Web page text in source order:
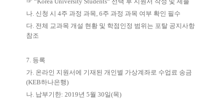
나. 신청 시 4주 과정 과목, 6주 과정 과목 여부 확인 필수
다. 전체 교과목 개설 현황 및 학점인정 범위는 포탈 공지사항
참조
7. 등록
가. 온라인 지원서에 기재된 개인별 가상계좌로 수업료 송금
(KEB하나은행)
나. 납부기한: 2019년 5월 30일(목)